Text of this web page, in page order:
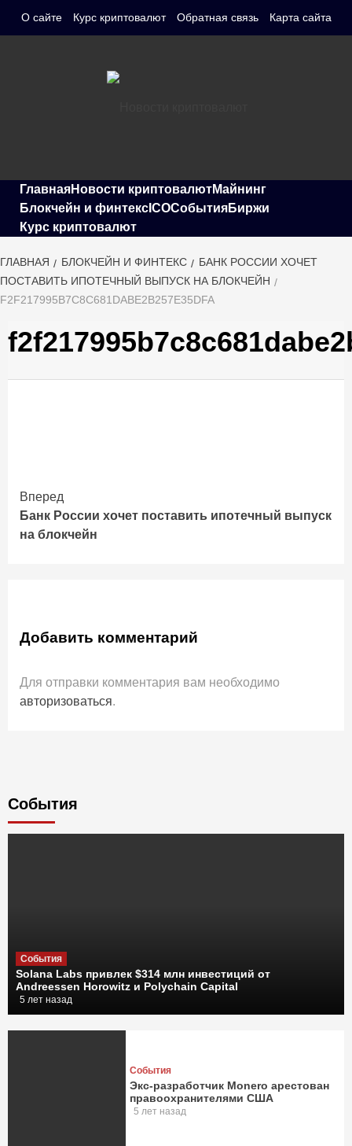
О сайте Курс криптовалют Обратная связь Карта сайта
Новости
криптовалют
ГлавнаяНовости криптовалютМайнинг
Блокчейн и финтекс ICOСобытияБиржи
Курс криптовалют
ГЛАВНАЯ БЛОКЧЕЙН И ФИНТЕКС
БАНК РОССИИ ХОЧЕТ
ПОСТАВИТЬ ИПОТЕЧНЫЙ ВЫПУСК НА БЛОКЧЕЙН
F2F217995B7C8C681DABE2B257E35DFA
Продолжить
чтение
Вперед
Банк России хочет поставить ипотечный выпуск
на блокчейн
Добавить комментарий
Для отправки комментария вам необходимо
авторизоваться.
Cобытия
События
Solana Labs привлек $314 млн инвестиций от
Andreessen Horowitz и Polychain Capital
5 лет назад
События
Экс-разработчик Monero арестован
правоохранителями США
5 лет назад